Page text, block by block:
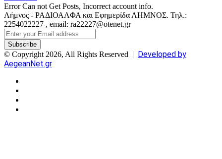
Error Can not Get Posts, Incorrect account info.
Λήμνος - ΡΑΔΙΟΑΛΦΑ και Εφημερίδα ΛΗΜΝΟΣ. Τηλ.:
2254022227 , email: ra22227@otenet.gr
Enter
your
Email
address
© Copyright 2026, All Rights Reserved | Developed by
AegeanNet.gr